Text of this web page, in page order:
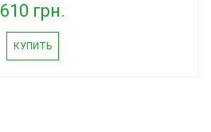
610 грн.
КУПИТЬ